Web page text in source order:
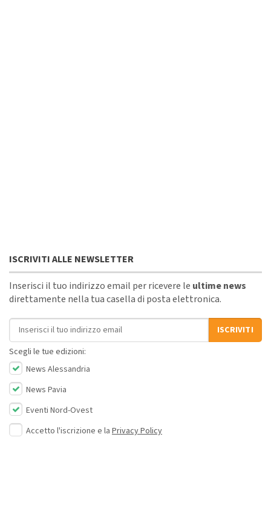
ISCRIVITI ALLE NEWSLETTER
Inserisci il tuo indirizzo email per ricevere le ultime news
direttamente nella tua casella di posta elettronica.
Indirizzo email
ISCRIVITI
Scegli le tue edizioni:
News Alessandria
News Pavia
Eventi Nord-Ovest
Accetto l'iscrizione e la Privacy Policy